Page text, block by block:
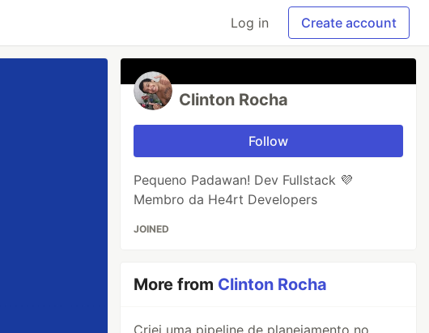
Log in Create account
Clinton Rocha
Follow
Pequeno Padawan! Dev Fullstack 💜
Membro da He4rt Developers
JOINED
More from Clinton Rocha
Criei uma pipeline de planejamento no